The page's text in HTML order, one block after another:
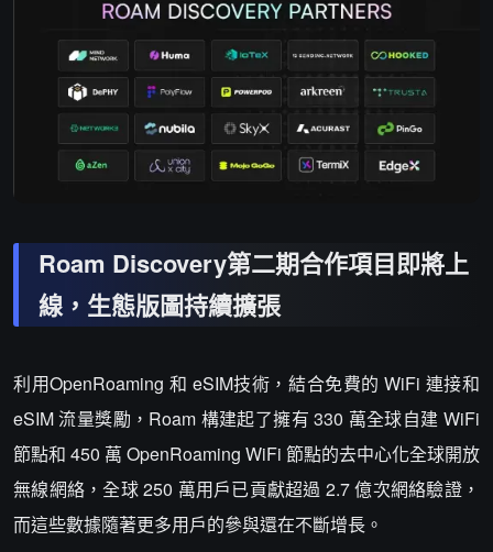
Roam Discovery第二期合作項目即將上
線，生態版圖持續擴張
利用OpenRoaming 和 eSIM技術，結合免費的 WiFi 連接和
eSIM 流量獎勵，Roam 構建起了擁有 330 萬全球自建 WiFi
節點和 450 萬 OpenRoaming WiFi 節點的去中心化全球開放
無線網絡，全球 250 萬用戶已貢獻超過 2.7 億次網絡驗證，
而這些數據隨著更多用戶的參與還在不斷增長。